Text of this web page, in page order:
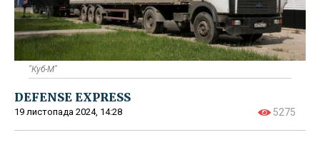
"Куб-М"
DEFENSE EXPRESS
19 листопада 2024, 14:28 5275